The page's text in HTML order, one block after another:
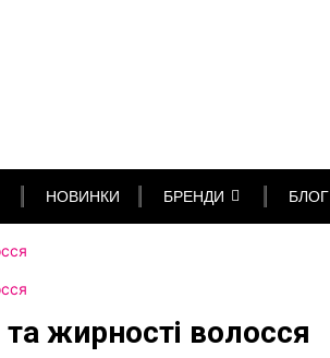
НОВИНКИ БРЕНДИ БЛОГ
та жирності волосся